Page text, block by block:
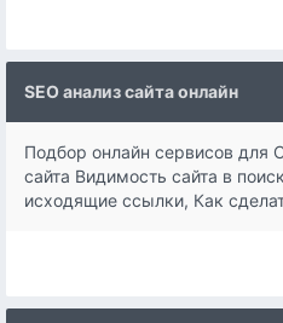
SEO анализ сайта онлайн
Подбор онлайн сервисов для
сайта Видимость сайта в
исходящие ссылки, Как